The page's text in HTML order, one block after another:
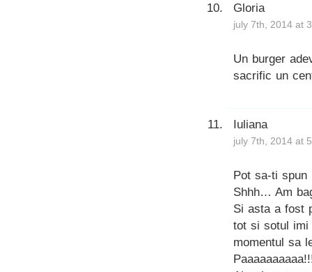
Gloria
july 7th, 2014 at
Un burger
sacrific un
Iuliana
july 7th, 2014 at
Pot sa-ti
Shhh… Am
Si asta a fost
tot si sotul imi
momentul sa